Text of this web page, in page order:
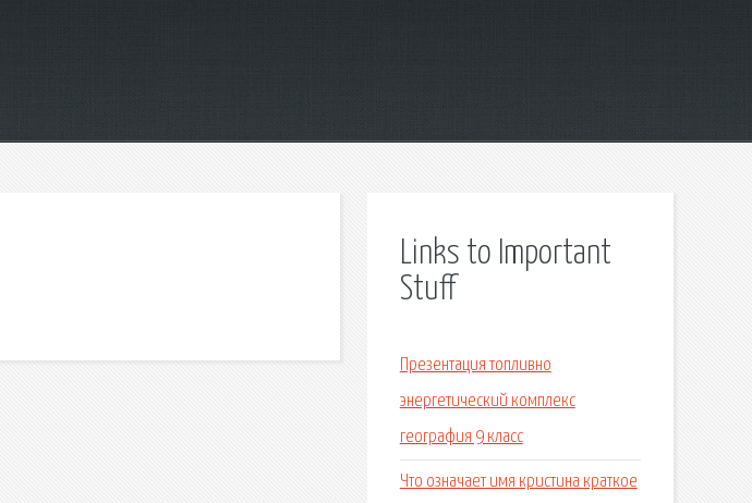
Links to Important
Stuff
Презентация топливно
энергетический комплекс
география 9 класс
Что означает имя кристина краткое